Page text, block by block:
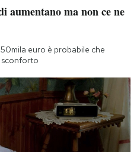
aumentano ma non ce ne
euro è probabile che
sconforto